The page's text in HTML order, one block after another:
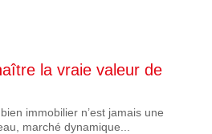
la vraie valeur de
immobilier n’est jamais une
marché dynamique...